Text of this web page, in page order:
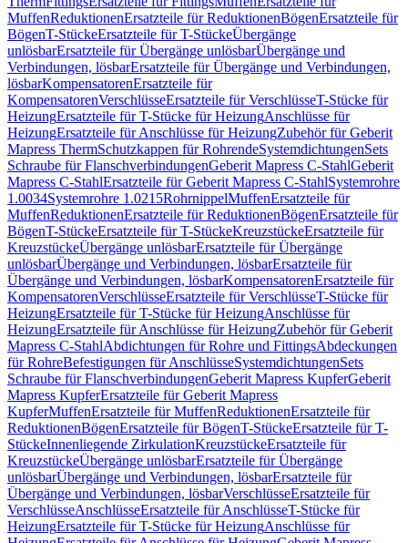
MuffenReduktionenErsatzteile für ReduktionenBögenErsatzteile für
BögenT-StückeErsatzteile für T-StückeÜbergänge
unlösbarErsatzteile für Übergänge unlösbarÜbergänge und
Verbindungen, lösbarErsatzteile für Übergänge und Verbindungen,
lösbarKompensatorenErsatzteile für
KompensatorenVerschlüsseErsatzteile für VerschlüsseT-Stücke für
HeizungErsatzteile für T-Stücke für HeizungAnschlüsse für
HeizungErsatzteile für Anschlüsse für HeizungZubehör für Geberit
Mapress ThermSchutzkappen für RohrendeSystemdichtungenSets
Schraube für FlanschverbindungenGeberit Mapress C-StahlGeberit
Mapress C-StahlErsatzteile für Geberit Mapress C-StahlSystemrohre
1.0034Systemrohre 1.0215RohrnippelMuffenErsatzteile für
MuffenReduktionenErsatzteile für ReduktionenBögenErsatzteile für
BögenT-StückeErsatzteile für T-StückeKreuzstückeErsatzteile für
KreuzstückeÜbergänge unlösbarErsatzteile für Übergänge
unlösbarÜbergänge und Verbindungen, lösbarErsatzteile für
Übergänge und Verbindungen, lösbarKompensatorenErsatzteile für
KompensatorenVerschlüsseErsatzteile für VerschlüsseT-Stücke für
HeizungErsatzteile für T-Stücke für HeizungAnschlüsse für
HeizungErsatzteile für Anschlüsse für HeizungZubehör für Geberit
Mapress C-StahlAbdichtungen für Rohre und FittingsAbdeckungen
für RohreBefestigungen für AnschlüsseSystemdichtungenSets
Schraube für FlanschverbindungenGeberit Mapress KupferGeberit
Mapress KupferErsatzteile für Geberit Mapress
KupferMuffenErsatzteile für MuffenReduktionenErsatzteile für
ReduktionenBögenErsatzteile für BögenT-StückeErsatzteile für T-
StückeInnenliegende ZirkulationKreuzstückeErsatzteile für
KreuzstückeÜbergänge unlösbarErsatzteile für Übergänge
unlösbarÜbergänge und Verbindungen, lösbarErsatzteile für
Übergänge und Verbindungen, lösbarVerschlüsseErsatzteile für
VerschlüsseAnschlüsseErsatzteile für AnschlüsseT-Stücke für
HeizungErsatzteile für T-Stücke für HeizungAnschlüsse für